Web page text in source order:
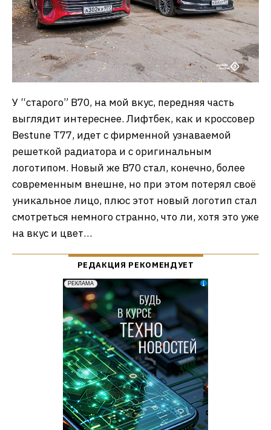
У “старого” B70, на мой вкус, передняя часть
выглядит интереснее. Лифтбек, как и кроссовер
Bestune T77, идет с фирменной узнаваемой
решеткой радиатора и с оригинальным
логотипом. Новый же B70 стал, конечно, более
современным внешне, но при этом потерял своё
уникальное лицо, плюс этот новый логотип стал
смотреться немного странно, что ли, хотя это уже
на вкус и цвет…